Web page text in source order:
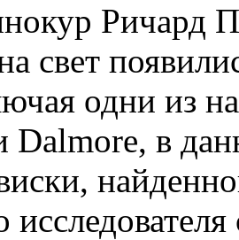
Ричард
свет
одни из
Dalmore, в